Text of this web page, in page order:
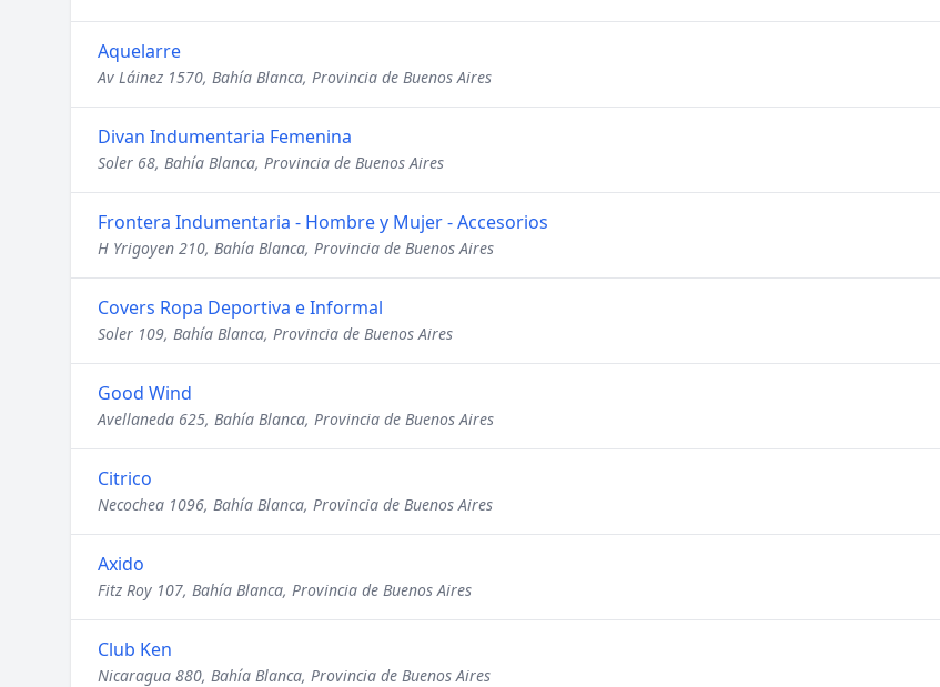
Aquelarre
Av Láinez 1570, Bahía Blanca, Provincia de Buenos Aires
Divan Indumentaria Femenina
Soler 68, Bahía Blanca, Provincia de Buenos Aires
Frontera Indumentaria - Hombre y Mujer - Accesorios
H Yrigoyen 210, Bahía Blanca, Provincia de Buenos Aires
Covers Ropa Deportiva e Informal
Soler 109, Bahía Blanca, Provincia de Buenos Aires
Good Wind
Avellaneda 625, Bahía Blanca, Provincia de Buenos Aires
Citrico
Necochea 1096, Bahía Blanca, Provincia de Buenos Aires
Axido
Fitz Roy 107, Bahía Blanca, Provincia de Buenos Aires
Club Ken
Nicaragua 880, Bahía Blanca, Provincia de Buenos Aires